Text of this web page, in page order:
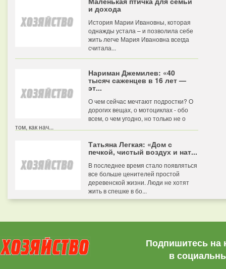
и дохода
История Марии Ивановны, которая
однажды устала – и позволила себе
жить легче Мария Ивановна всегда
считала...
Нариман Джемилев: «40
тысяч саженцев в 16 лет —
эт...
О чем сейчас мечтают подростки? О
дорогих вещах, о мотоциклах - обо
всем, о чем угодно, но только не о
том, как нач...
Татьяна Легкая: «Дом с
печкой, чистый воздух и нат...
В последнее время стало появляться
все больше ценителей простой
деревенской жизни. Люди не хотят
жить в спешке в бо...
Подпишитесь на
в